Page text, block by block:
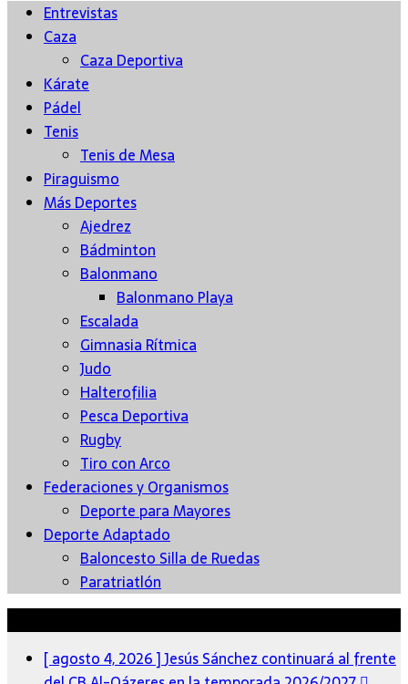
Entrevistas
Caza
Caza Deportiva
Kárate
Pádel
Tenis
Tenis de Mesa
Piraguismo
Más Deportes
Ajedrez
Bádminton
Balonmano
Balonmano Playa
Escalada
Gimnasia Rítmica
Judo
Halterofilia
Pesca Deportiva
Rugby
Tiro con Arco
Federaciones y Organismos
Deporte para Mayores
Deporte Adaptado
Baloncesto Silla de Ruedas
Paratriatlón
[ agosto 4, 2026 ]Jesús Sánchez continuará al frente